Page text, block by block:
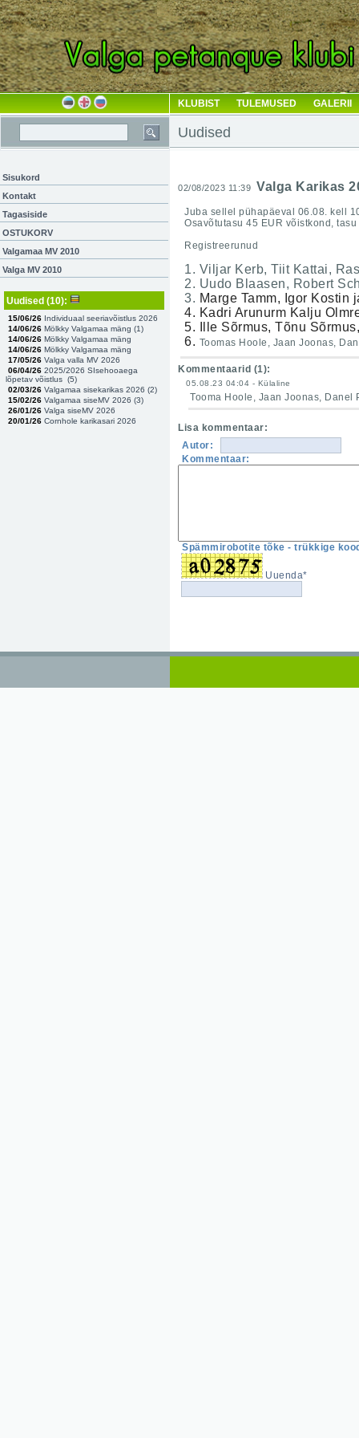
KLUBIST TULEMUSED GALERII
Uudised
Sisukord
Kontakt
Tagasiside
OSTUKORV
Valgamaa MV 2010
Valga MV 2010
Uudised (10):
15/06/26 Individuaal seeriavõistlus 2026
14/06/26 Mölkky Valgamaa mäng (1)
14/06/26 Mölkky Valgamaa mäng
14/06/26 Mölkky Valgamaa mäng
17/05/26 Valga valla MV 2026
06/04/26 2025/2026 SIsehooaega
lõpetav võistlus (5)
02/03/26 Valgamaa sisekarikas 2026 (2)
15/02/26 Valgamaa siseMV 2026 (3)
26/01/26 Valga siseMV 2026
20/01/26 Cornhole karikasari 2026
02/08/2023 11:39 Valga Karikas
Juba sellel pühapäeval 06.08. kell
Osavõtutasu 45 EUR võistkond,
Registreerunud
1. Viljar Kerb, Tiit Kattai,
2. Uudo Blaasen, Robert
3. Marge Tamm, Igor Kostin
4. Kadri Arunurm Kalju
5. Ille Sõrmus, Tõnu
6. Toomas Hoole, Jaan Joonas,
Kommentaarid (1):
05.08.23 04:04 - Külaline
Tooma Hoole, Jaan Joonas, Danel
Lisa kommentaar:
Autor:
Kommentaar:
Spämmirobotite tõke - trükkige
Uuenda*